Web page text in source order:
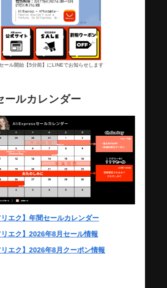
ール開始【5分前】にLINEでお知らせします
ールカレンダー
リエク】年間セールカレンダー
リエク】2026年8月セール情報
リエク】2026年8月クーポン情報